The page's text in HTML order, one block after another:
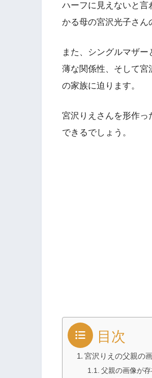
ハーフに見えないと言
かる母の宮沢光子さん
また、シングルマザ
薄な関係性、そして
の家族に迫ります。
宮沢りえさんを形作
できるでしょう。
目次
宮沢りえの父親の
父親の画像が